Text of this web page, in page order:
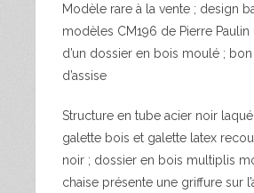
Modèle rare à la vente ; design
modèles CM196 de Pierre
d’un dossier en bois moulé ;
d’assise
Structure en tube acier noir laqué
galette bois et galette latex
noir ; dossier en bois multiplis
chaise présente une griffure sur